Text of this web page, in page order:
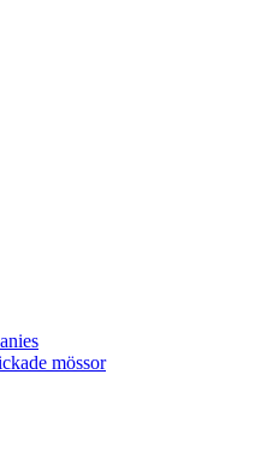
mössor